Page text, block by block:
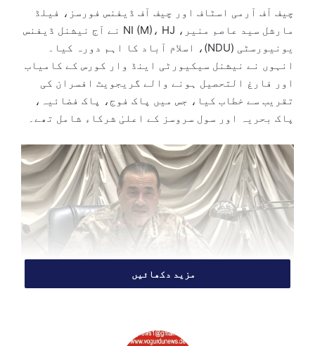
n
e
m
a
i
l
چیف آف آرمی اسٹاف اور چیف آف ڈیفنس فورسز، فیلڈ
مارشل سید عاصم منیر، NI (M)، HJ نے آج نیشنل ڈیفنس
یونیورسٹی (NDU)، اسلام آباد کا اہم دورہ کیا۔
انہوں نے نیشنل سیکیورٹی اینڈ وار کورس کے کامیاب
اور فارغ التحصیل ہونے والے گریجویٹ افسران کی
تقریب سے خطاب کیا، جس میں پاک فوج، پاک فضائیہ،
پاک بحریہ اور سول سروسز کے اعلیٰ شرکاء شامل تھے۔
مزید دکھائیں